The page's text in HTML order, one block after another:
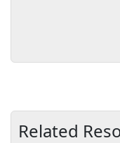
Related